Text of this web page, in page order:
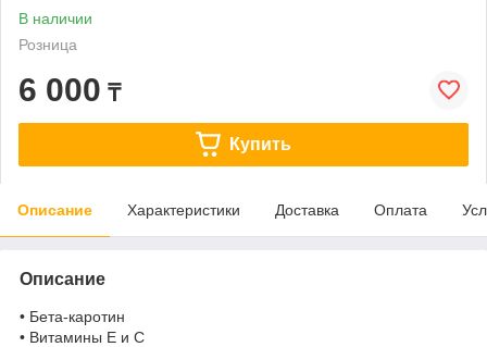
В наличии
Розница
6 000 ₸
Купить
Описание Характеристики Доставка Оплата
Описание
• Бета-каротин
• Витамины E и C